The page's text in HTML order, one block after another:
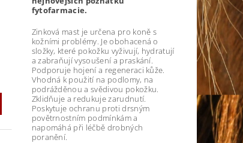
fytofarmacie.
Zinková mast je určena pro koně s
kožními problémy. Je obohacená o
složky, které pokožku vyživují, hydratují
a zabraňují vysoušení a praskání.
Podporuje hojení a regeneraci kůže.
Vhodná k použití na podlomy, na
podrážděnou a svědivou pokožku.
Zklidňuje a redukuje zarudnutí.
Poskytuje ochranu proti drsným
povětrnostním podmínkám a
napomáhá při léčbě drobných
poranění.